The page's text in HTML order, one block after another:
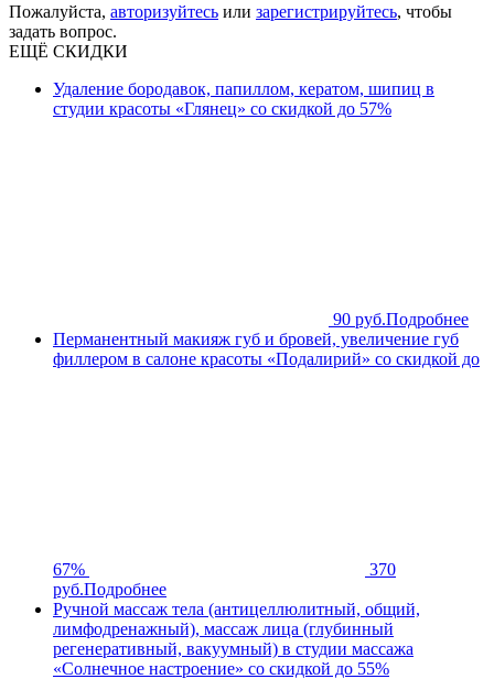
Пожалуйста, авторизуйтесь или зарегистрируйтесь, чтобы
задать вопрос.
ЕЩЁ СКИДКИ
Удаление бородавок, папиллом, кератом, шипиц в
студии красоты «Глянец» со скидкой до 57%
90 руб.Подробнее
Перманентный макияж губ и бровей, увеличение губ
филлером в салоне красоты «Подалирий» со скидкой до
67%
370
руб.Подробнее
Ручной массаж тела (антицеллюлитный, общий,
лимфодренажный), массаж лица (глубинный
регенеративный, вакуумный) в студии массажа
«Солнечное настроение» со скидкой до 55%